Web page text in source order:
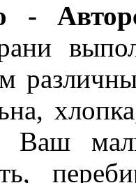
-
Ваш